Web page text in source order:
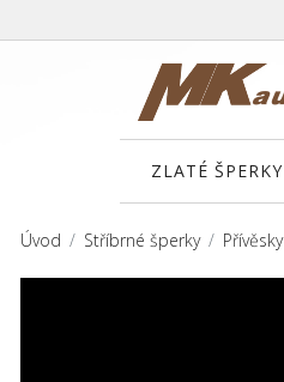
ZLATÉ ŠPERKY
Úvod Stříbrné šperky Přívěsky